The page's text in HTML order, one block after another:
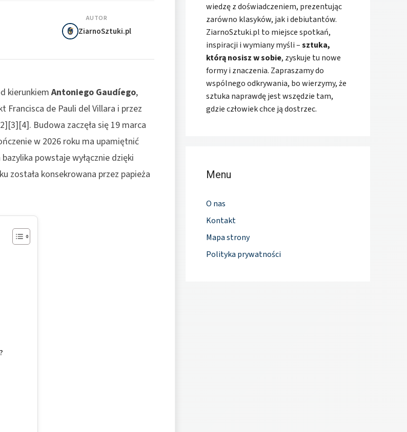
AUTOR
ZiarnoSztuki.pl
kierunkiemAntoniego Gaudíego,
Francisca de Pauli del Villara i przez
Budowa zaczęła się 19 marca
w 2026 roku ma upamiętnić
powstaje wyłącznie dzięki
została konsekrowana przez papieża
wiedzę z doświadczeniem, prezentując
zarówno klasyków, jak i debiutantów.
ZiarnoSztuki.pl to miejsce spotkań,
inspiracji i wymiany myśli –sztuka,
którą nosisz w sobie, zyskuje tu nowe
formy i znaczenia. Zapraszamy do
wspólnego odkrywania, bo wierzymy, że
sztuka naprawdę jest wszędzie tam,
gdzie człowiek chce ją dostrzec.
Menu
O nas
Kontakt
Mapa strony
Polityka prywatności